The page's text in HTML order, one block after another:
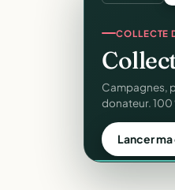
COLLECTE
Campagnes,
donateur. 100
Lancer